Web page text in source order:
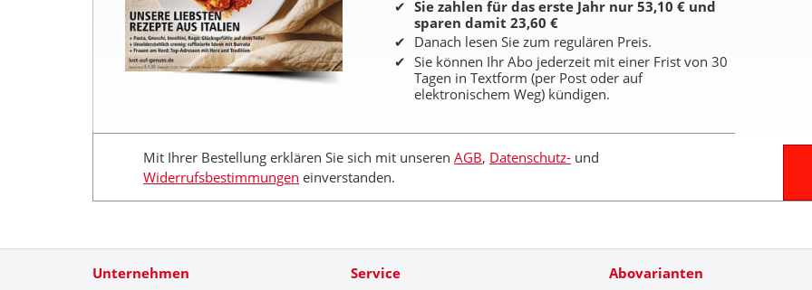
Sie zahlen für das erste Jahr nur 53,10 € und
sparen damit 23,60 €
Danach lesen Sie zum regulären Preis.
Sie können Ihr Abo jederzeit mit einer Frist von 30
Tagen in Textform (per Post oder auf
elektronischem Weg) kündigen.
Mit Ihrer Bestellung erklären Sie sich mit unseren AGB, Datenschutz- und
Widerrufsbestimmungen einverstanden.
Unternehmen
Service
Abovarianten